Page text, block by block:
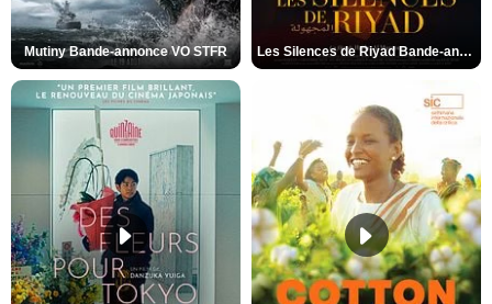
Mutiny Bande-annonce VO STFR Les Silences de Riyad Bande-annonce VO STFR